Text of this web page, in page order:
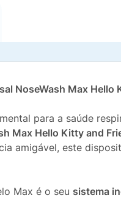
NoseWash Max
para a saúde
Max Hello Kitty and
amigável, este
Max é o seu sistema